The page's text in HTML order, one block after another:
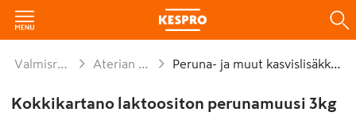
Valmisruoat Aterian osat Peruna- ja muut kasvislisäkkeet
Kokkikartano laktoositon perunamuusi 3kg